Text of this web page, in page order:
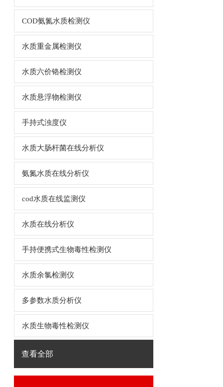
COD氨氮水质检测仪
水质重金属检测仪
水质六价铬检测仪
水质悬浮物检测仪
手持式浊度仪
水质大肠杆菌在线分析仪
氨氮水质在线分析仪
cod水质在线监测仪
水质在线分析仪
手持便携式生物毒性检测仪
水质余氯检测仪
多参数水质分析仪
水质生物毒性检测仪
查看全部